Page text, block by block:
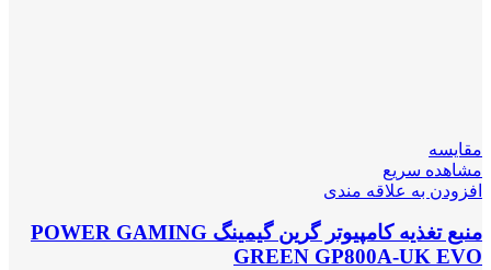
مقایسه
مشاهده سریع
افزودن به علاقه مندی
منبع تغذیه کامپیوتر گرین گیمینگ POWER GAMING
GREEN GP800A-UK EVO